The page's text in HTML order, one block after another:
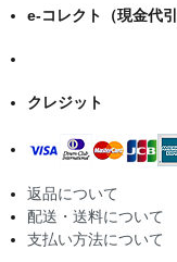
e-コレクト（現金代引
クレジット
返品について
配送・送料について
支払い方法について